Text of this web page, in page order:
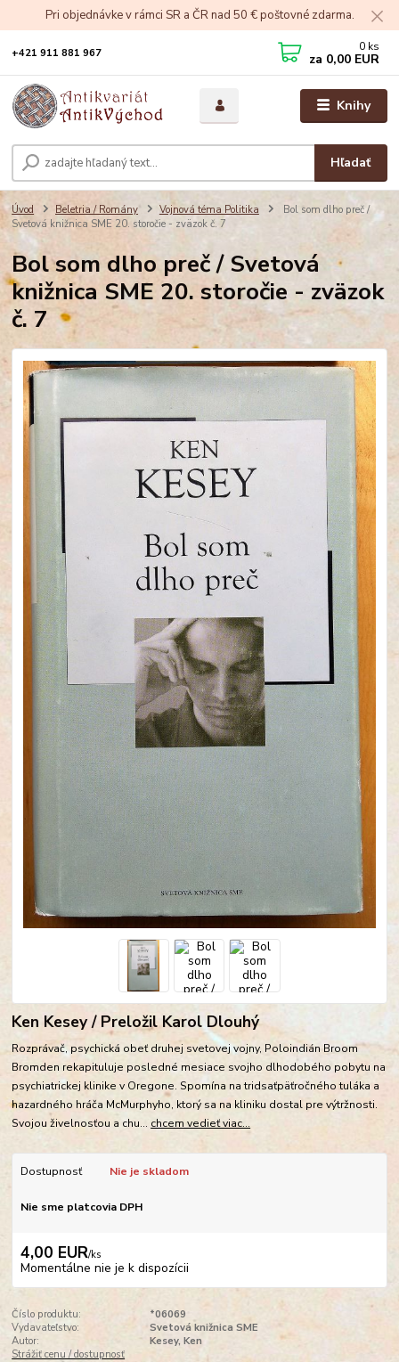
Pri objednávke v rámci SR a ČR nad 50 € poštovné zdarma.
Knihy
Hľadať
+421 911 881 967 0 ks
za 0,00 EUR
Úvod Beletria / Romány Vojnová téma Politika
Bol som dlho preč /
Svetová knižnica SME 20. storočie - zväzok č. 7
Bol som dlho preč / Svetová
knižnica SME 20. storočie - zväzok
č. 7
Ken Kesey / Preložil Karol Dlouhý
Rozprávač, psychická obeť druhej svetovej vojny, Poloindián Broom
Bromden rekapituluje posledné mesiace svojho dlhodobého pobytu na
psychiatrickej klinike v Oregone. Spomína na tridsaťpäťročného tuláka a
hazardného hráča McMurphyho, ktorý sa na kliniku dostal pre výtržnosti.
Svojou živelnosťou a chu... chcem vedieť viac...
Dostupnosť Nie je skladom
Nie sme platcovia DPH
4,00 EUR/ks
Momentálne nie je k dispozícii
Číslo produktu:
*06069
Vydavateľstvo:
Svetová knižnica SME
Autor:
Kesey, Ken
Strážiť cenu / dostupnosť